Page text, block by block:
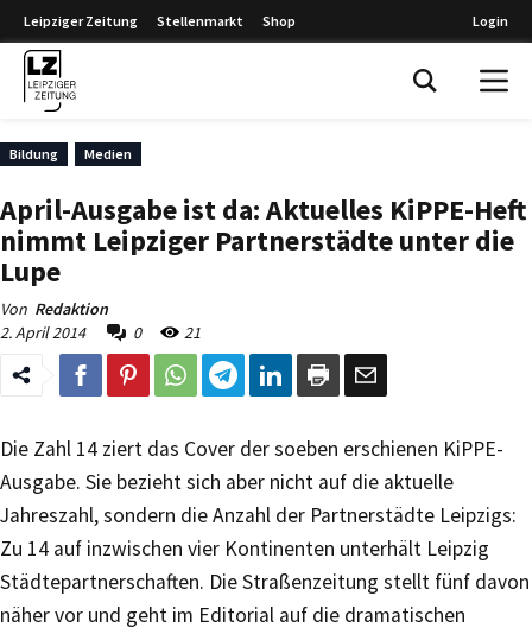
Leipziger Zeitung Stellenmarkt Shop Login
Bildung Medien
April-Ausgabe ist da: Aktuelles KiPPE-Heft
nimmt Leipziger Partnerstädte unter die
Lupe
Von Redaktion
2. April 2014
0 21
Die Zahl 14 ziert das Cover der soeben erschienen KiPPE-
Ausgabe. Sie bezieht sich aber nicht auf die aktuelle
Jahreszahl, sondern die Anzahl der Partnerstädte Leipzigs:
Zu 14 auf inzwischen vier Kontinenten unterhält Leipzig
Städtepartnerschaften. Die Straßenzeitung stellt fünf davon
näher vor und geht im Editorial auf die dramatischen